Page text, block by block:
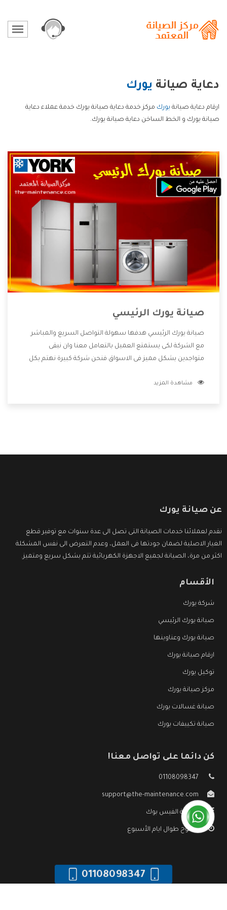
دعاية صيانة يورك
ارقام دعاية صيانة يورك مركز خدمة دعاية صيانة يورك خدمة عملاء دعاية
صيانة يورك و الخط الساخن دعاية صيانة يورك.
صيانة يورك الرئيسي
صيانة يورك الرئيسي هدفها سهولة التواصل السريع والمباشر
مع الشركة لكى يستمتع العميل بالتعامل معنا وان نبقى
متواجدين بشكل مميز فى الاسواق فنحن شركة كبيرة نهتم بكل
الشركة بها والتى تكون منها خدمة الصيانة التى تكون من أهم
مشاهدة المزيد
عن صيانة يورك
نقدم لعملائنا خدمات الصيانة التى تصل الى عدة سنوات مع توفير قطع
الغيار الاصلية لضمان جودتها فى العمل، وعدم التعرض الى نفس المشكلة
اكثر من مرة، الصيانة لجميع الاجهزة الكهربائية تتم بشكل سريع ومتميز.
الأقسام
شركة يورك
صيانة يورك الرئيسي
صيانة يورك وعناوينها
ارقام صيانة يورك
توكيل يورك
مركز صيانة يورك
صيانة غسالات يورك
صيانة تكييفات يورك
كن دائما على تواصل معنا!
01108098347
support@the-maintenance.com
صفحة الفيس بوك
مفتوح طوال ايام الأسبوع
01108098347